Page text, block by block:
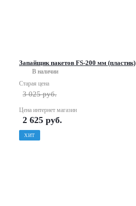
Запайщик пакетов FS-200 мм (пластик)
В наличии
Старая цена
3 025руб.
Цена интернет магазин
2 625 руб.
ХИТ